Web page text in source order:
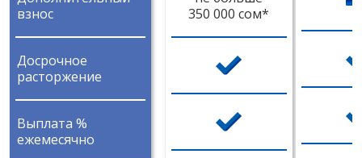
взнос
Досрочное
расторжение
Выплата %
ежемесячно
350 000 сом*